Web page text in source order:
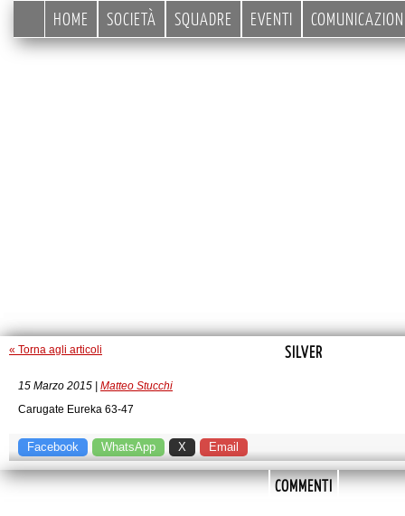
HOME SOCIETÀ SQUADRE EVENTI
« Torna agli articoli SILVER
15 Marzo 2015 | Matteo Stucchi
Carugate Eureka 63-47
Facebook WhatsApp X Email
COMMENTI